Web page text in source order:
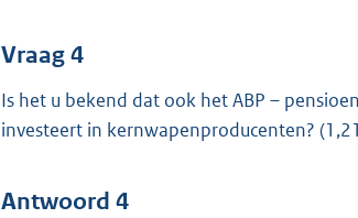
Vraag 4
Is het u bekend dat ook het ABP –
investeert in kernwapenproducenten?
Antwoord 4